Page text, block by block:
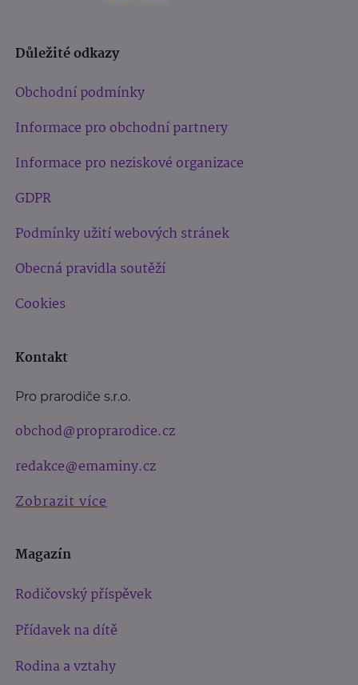
Důležité odkazy
Obchodní podmínky
Informace pro obchodní partnery
Informace pro neziskové organizace
GDPR
Podmínky užití webových stránek
Obecná pravidla soutěží
Cookies
Kontakt
Pro prarodiče s.r.o.
obchod@proprarodice.cz
redakce@emaminy.cz
Zobrazit více
Magazín
Rodičovský příspěvek
Přídavek na dítě
Rodina a vztahy